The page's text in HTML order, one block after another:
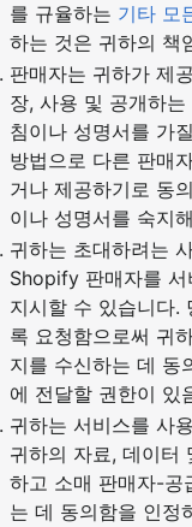
를 규율하는 기타 모
하는 것은 귀하의 책
판매자는 귀하가 제
장, 사용 및 공개하
침이나 성명서를 가
방법으로 다른 판매
거나 제공하기로 동
이나 성명서를 숙지
귀하는 초대하려는
Shopify 판매자를
지시할 수 있습니다.
록 요청함으로써 귀
지를 수신하는 데 동
에 전달할 권한이 있
귀하는 서비스를 사
귀하의 자료, 데이터
하고 소매 판매자-공
는 데 동의함을 인정